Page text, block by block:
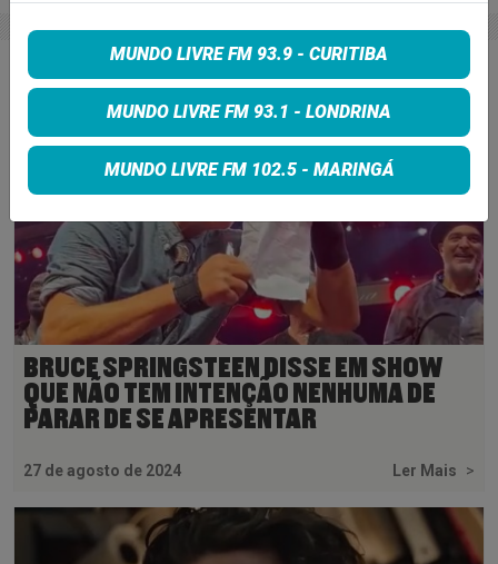
BRUCE SPRINGSTEEN DISSE EM SHOW
QUE NÃO TEM INTENÇÃO NENHUMA DE
PARAR DE SE APRESENTAR
27 de agosto de 2024 Ler Mais >
MUNDO LIVRE FM 93.9 - CURITIBA
MUNDO LIVRE FM 93.1 - LONDRINA
MUNDO LIVRE FM 102.5 - MARINGÁ